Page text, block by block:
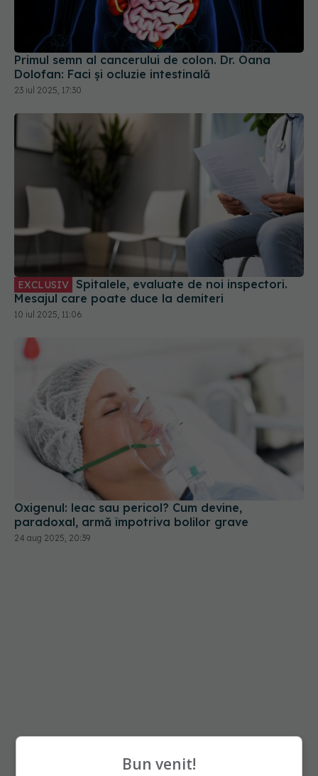
Primul semn al cancerului de colon. Dr. Oana
Dolofan: Faci și ocluzie intestinală
23 iul 2025, 17:30
EXCLUSIV
Mesajul care poate duce la demiteri
10 iul 2025, 11:06
Oxigenul: leac sau pericol? Cum devine,
paradoxal, armă împotriva bolilor grave
24 aug 2025, 20:39
Bun venit!